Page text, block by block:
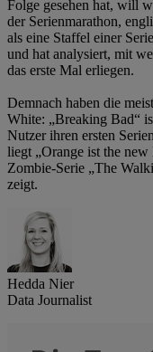
Folge gesehen hat, will
der Serienmarathon,
als eine Staffel einer
und hat analysiert, mit
das erste Mal erliegen.
Demnach haben die
White: „Breaking Bad“
Nutzer ihren ersten
liegt „Orange ist the
Zombie-Serie „The
zeigt.
Hedda Nier
Data Journalist